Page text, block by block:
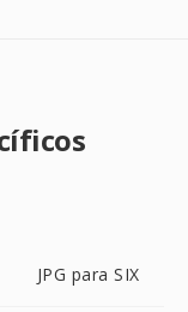
JPG para SIX